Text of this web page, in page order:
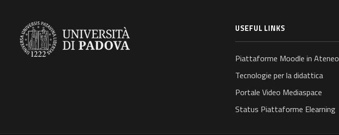
USEFUL LINKS
Piattaforme Moodle in Ateneo
Tecnologie per la didattica
Portale Video Mediaspace
Status Piattaforme Elearning